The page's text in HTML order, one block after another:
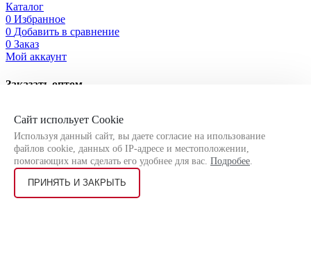
Сайт испольует Cookie
Используя данный сайт, вы даете согласие на ипользование
файлов cookie, данных об IP-адресе и местоположении,
помогающих нам сделать его удобнее для вас. Подробее.
ПРИНЯТЬ И ЗАКРЫТЬ
Каталог
0 Избранное
0 Добавить в сравнение
0 Заказ
Мой аккаунт
Заказать оптом
с Вами!